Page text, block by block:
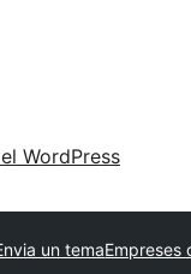
WordPress
un temaEmpreses